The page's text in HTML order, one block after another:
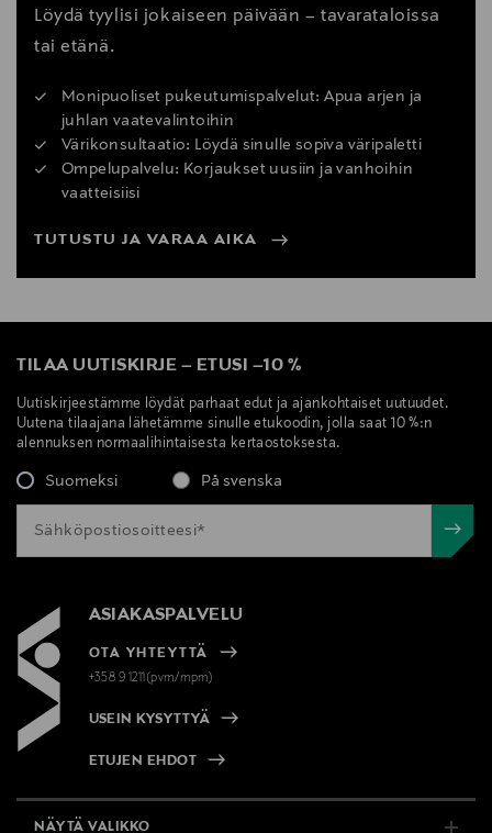
Löydä tyylisi jokaiseen päivään – tavarataloissa
tai etänä.
Monipuoliset pukeutumispalvelut: Apua arjen ja
juhlan vaatevalintoihin
Värikonsultaatio: Löydä sinulle sopiva väripaletti
Ompelupalvelu: Korjaukset uusiin ja vanhoihin
vaatteisiisi
TUTUSTU JA VARAA AIKA
TILAA UUTISKIRJE – ETUSI –10 %
Uutiskirjeestämme löydät parhaat edut ja ajankohtaiset uutuudet.
Uutena tilaajana lähetämme sinulle etukoodin, jolla saat 10 %:n
alennuksen normaalihintaisesta kertaostoksesta.
Suomeksi På svenska
ASIAKASPALVELU
OTA YHTEYTTÄ
+358 9 1211(pvm/mpm)
USEIN KYSYTTYÄ
ETUJEN EHDOT
NÄYTÄ VALIKKO